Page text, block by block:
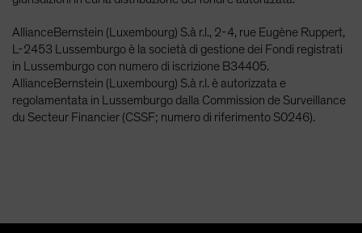
AllianceBernstein (Luxembourg) S.à r.l., 2-4, rue Eugène Ruppert,
L-2453 Lussemburgo è la società di gestione dei Fondi registrati
in Lussemburgo con numero di iscrizione B34405.
AllianceBernstein (Luxembourg) S.à r.l. è autorizzata e
regolamentata in Lussemburgo dalla Commission de Surveillance
du Secteur Financier (CSSF; numero di riferimento S0246).